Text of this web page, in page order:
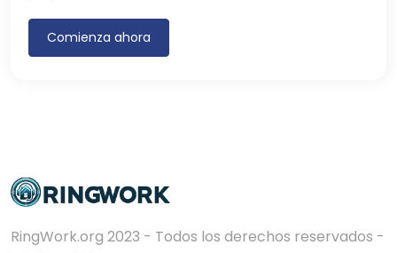
Comienza ahora
RingWork.org 2023 - Todos los derechos reservados -